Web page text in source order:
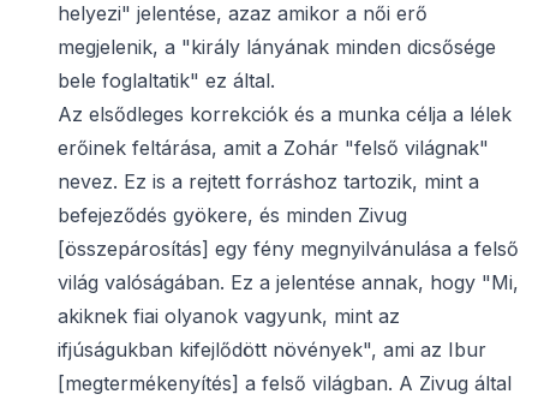
helyezi" jelentése, azaz amikor a női erő
megjelenik, a "király lányának minden dicsősége
bele foglaltatik" ez által.
Az elsődleges korrekciók és a munka célja a lélek
erőinek feltárása, amit a Zohár "felső világnak"
nevez. Ez is a rejtett forráshoz tartozik, mint a
befejeződés gyökere, és minden Zivug
[összepárosítás] egy fény megnyilvánulása a felső
világ valóságában. Ez a jelentése annak, hogy "Mi,
akiknek fiai olyanok vagyunk, mint az
ifjúságukban kifejlődött növények", ami az Ibur
[megtermékenyítés] a felső világban. A Zivug által